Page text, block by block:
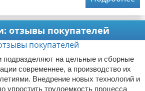
отзывы покупателей
на цельные и сборные
современнее, а производство их
Внедрение новых технологий и
упростить трудоемкость процесса